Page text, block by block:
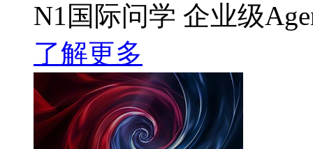
N1国际问学 企业级
了解更多